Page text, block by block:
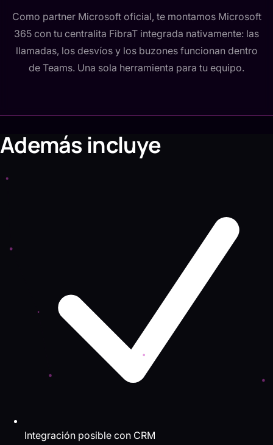
Como partner Microsoft oficial, te montamos Microsoft
365 con tu centralita FibraT integrada nativamente: las
llamadas, los desvíos y los buzones funcionan dentro
de Teams. Una sola herramienta para tu equipo.
Además incluye
Integración posible con CRM